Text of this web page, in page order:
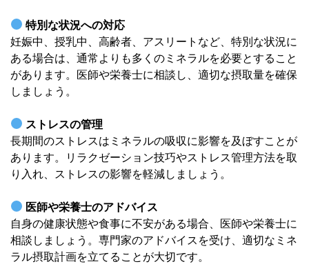
特別な状況への対応
妊娠中、授乳中、高齢者、アスリートなど、特別な状況に
ある場合は、通常よりも多くのミネラルを必要とすること
があります。医師や栄養士に相談し、適切な摂取量を確保
しましょう。
ストレスの管理
長期間のストレスはミネラルの吸収に影響を及ぼすことが
あります。リラクゼーション技巧やストレス管理方法を取
り入れ、ストレスの影響を軽減しましょう。
医師や栄養士のアドバイス
自身の健康状態や食事に不安がある場合、医師や栄養士に
相談しましょう。専門家のアドバイスを受け、適切なミネ
ラル摂取計画を立てることが大切です。